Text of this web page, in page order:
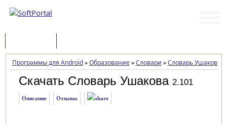
Программы для Android»Образование»Словари »Словарь Ушакова
Скачать Словарь Ушакова 2.101
Описание Отзывы